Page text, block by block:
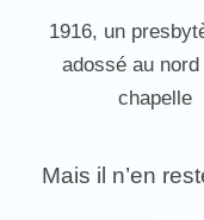
1916, un
adossé au nord
chapelle
Mais il n’en